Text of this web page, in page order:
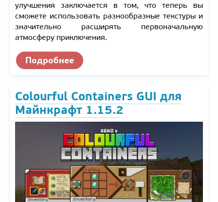
улучшения заключается в том, что теперь вы
сможете использовать разнообразные текстуры и
значительно расширять первоначальную
атмосферу приключения.
Подробнее
Colourful Containers GUI для
Майнкрафт 1.15.2